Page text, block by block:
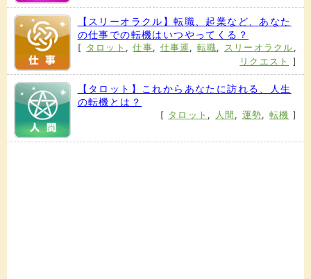
【スリーオラクル】転職、起業など、あなた
の仕事での転機はいつやってくる？
[ タロット ,仕事, 仕事運 , 転職, スリーオラクル ,
リクエスト
]
【タロット】これからあなたに訪れる、人生
の転機とは？
[ タロット , 人間 , 運勢, 転機 ]